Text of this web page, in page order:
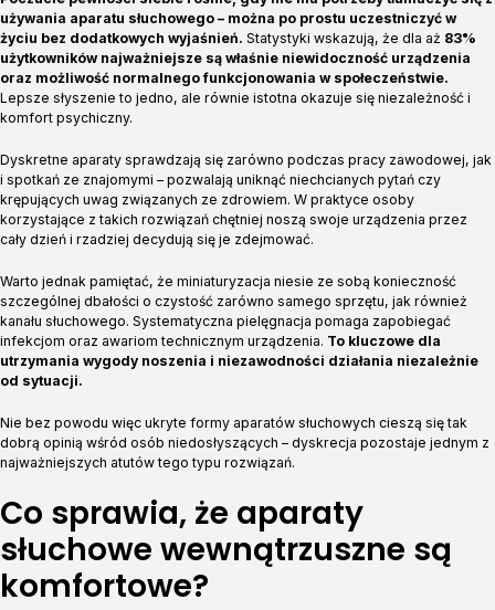
używania aparatu słuchowego – można po prostu uczestniczyć w
życiu bez dodatkowych wyjaśnień. Statystyki wskazują, że dla aż 83%
użytkowników najważniejsze są właśnie niewidoczność urządzenia
oraz możliwość normalnego funkcjonowania w społeczeństwie.
Lepsze słyszenie to jedno, ale równie istotna okazuje się niezależność i
komfort psychiczny.
Dyskretne aparaty sprawdzają się zarówno podczas pracy zawodowej, jak
i spotkań ze znajomymi – pozwalają uniknąć niechcianych pytań czy
krępujących uwag związanych ze zdrowiem. W praktyce osoby
korzystające z takich rozwiązań chętniej noszą swoje urządzenia przez
cały dzień i rzadziej decydują się je zdejmować.
Warto jednak pamiętać, że miniaturyzacja niesie ze sobą konieczność
szczególnej dbałości o czystość zarówno samego sprzętu, jak również
kanału słuchowego. Systematyczna pielęgnacja pomaga zapobiegać
infekcjom oraz awariom technicznym urządzenia. To kluczowe dla
utrzymania wygody noszenia i niezawodności działania niezależnie
od sytuacji.
Nie bez powodu więc ukryte formy aparatów słuchowych cieszą się tak
dobrą opinią wśród osób niedosłyszących – dyskrecja pozostaje jednym z
najważniejszych atutów tego typu rozwiązań.
Co sprawia, że aparaty
słuchowe wewnątrzuszne są
komfortowe?